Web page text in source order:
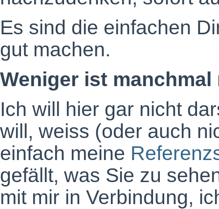
Es sind die einfachen
gut machen.
Weniger ist manchmal
Ich will hier gar nicht
will, weiss (oder auch
einfach meine
gefällt, was Sie zu
mit mir in Verbindung,